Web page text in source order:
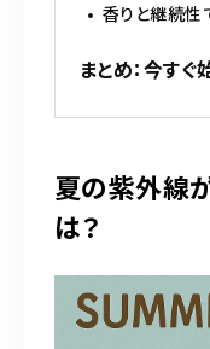
香りと継続性
まとめ：今す
夏の紫外線
は？